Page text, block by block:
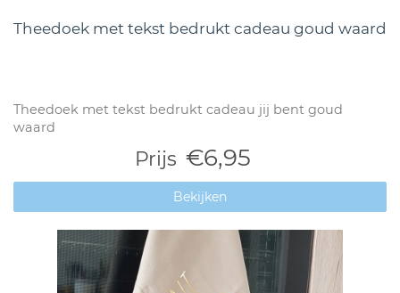
Theedoek met tekst bedrukt cadeau goud waard
Theedoek met tekst bedrukt cadeau jij bent goud
waard
Prijs €6,95
Bekijken